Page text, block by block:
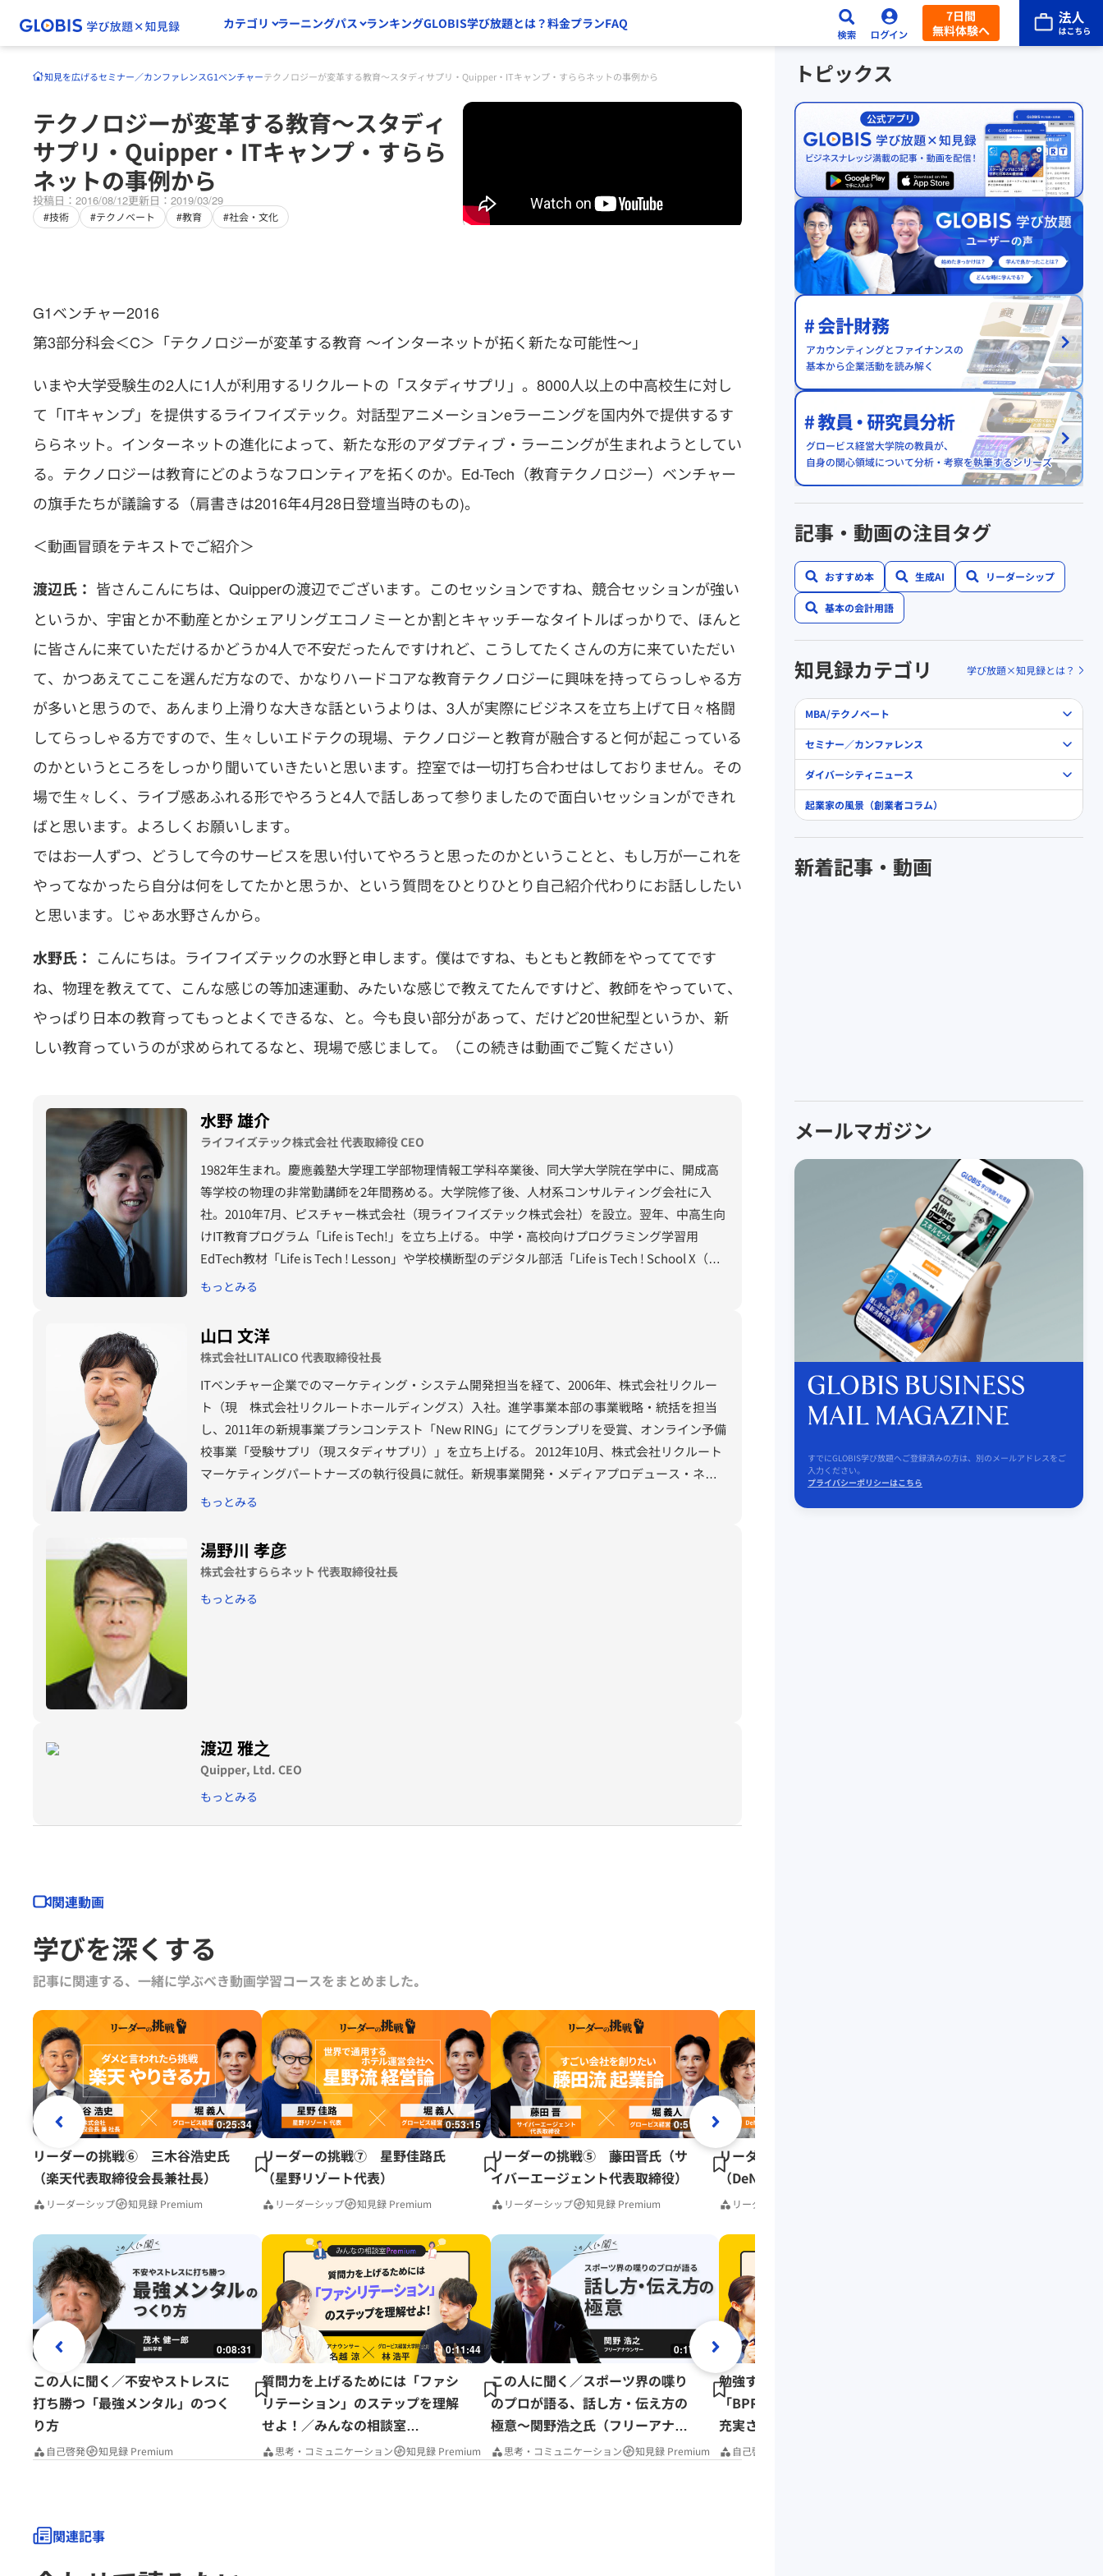
カテゴリ ラーニングパス ランキングGLOBIS学び放題とは？料金プランFAQ
7日間
無料体験へ
知見を広げるセミナー／カンファレンスG1ベンチャーテクノロジーが変革する教育～スタディサプリ・Quipper・ITキャンプ・すららネットの事例から
テクノロジーが変革する教育～スタディ
サプリ・Quipper・ITキャンプ・すらら
ネットの事例から
投稿日：2016/08/12更新日：2019/03/29
#技術 #テクノベート #教育 #社会・文化
G1ベンチャー2016
第3部分科会＜C＞「テクノロジーが変革する教育 ～インターネットが拓く新たな可能性～」
いまや大学受験生の2人に1人が利用するリクルートの「スタディサプリ」。8000人以上の中高校生に対し
て「ITキャンプ」を提供するライフイズテック。対話型アニメーションeラーニングを国内外で提供するす
ららネット。インターネットの進化によって、新たな形のアダプティブ・ラーニングが生まれようとしてい
る。テクノロジーは教育にどのようなフロンティアを拓くのか。Ed-Tech（教育テクノロジー）ベンチャー
の旗手たちが議論する（肩書きは2016年4月28日登壇当時のもの)。
＜動画冒頭をテキストでご紹介＞
渡辺氏： 皆さんこんにちは、Quipperの渡辺でございます。このセッションですね、競合セッションが強い
というか、宇宙とか不動産とかシェアリングエコノミーとか割とキャッチーなタイトルばっかりで、ほんと
に皆さんに来ていただけるかどうか4人で不安だったんですけれど、こうしてたくさんの方に来ていただい
て、かつあえてここを選んだ方なので、かなりハードコアな教育テクノロジーに興味を持ってらっしゃる方
が多いと思うので、あんまり上滑りな大きな話というよりは、3人が実際にビジネスを立ち上げて日々格闘
してらっしゃる方ですので、生々しいエドテクの現場、テクノロジーと教育が融合すると何が起こっている
のかというところをしっかり聞いていきたいと思います。控室では一切打ち合わせはしておりません。その
場で生々しく、ライブ感あふれる形でやろうと4人で話しあって参りましたので面白いセッションができれ
ばと思います。よろしくお願いします。
ではお一人ずつ、どうして今のサービスを思い付いてやろうと思ったのかということと、もし万が一これを
やってなかったら自分は何をしてたかと思うか、という質問をひとりひとり自己紹介代わりにお話ししたい
と思います。じゃあ水野さんから。
水野氏： こんにちは。ライフイズテックの水野と申します。僕はですね、もともと教師をやっててです
ね、物理を教えてて、こんな感じの等加速運動、みたいな感じで教えてたんですけど、教師をやっていて、
やっぱり日本の教育ってもっとよくできるな、と。今も良い部分があって、だけど20世紀型というか、新
しい教育っていうのが求められてるなと、現場で感じまして。（この続きは動画でご覧ください）
水野 雄介
ライフイズテック株式会社 代表取締役 CEO
1982年生まれ。慶應義塾大学理工学部物理情報工学科卒業後、同大学大学院在学中に、開成高
等学校の物理の非常勤講師を2年間務める。大学院修了後、人材系コンサルティング会社に入
社。2010年7月、ピスチャー株式会社（現ライフイズテック株式会社）を設立。翌年、中高生向
けIT教育プログラム「Life is Tech!」を立ち上げる。 中学・高校向けプログラミング学習用
EdTech教材「Life is Tech ! Lesson」や学校横断型のデジタル部活「Life is Tech ! School X（ス
クール・エックス）」を通して、公教育の分野でも「デジタルを活用し、自分で世界を変えら
ム」や、株式会社経済界主催「金の卵発掘プロジェクト」、東京証券取引所「JPX起業体験プロ
グラム」、NPO法人ETIC.主催「MAKERS UNIVERSITY 」をはじめとする起業家育成に関するプ
ログラム・アワードのメンター・審査員を歴任。 2022年5月には岸田総理大臣との「社会的起業
家との車座対話」に参加。社会をよりよく変えていく次世代のデジタル・アントレプレナー育
成に取り組む。
もっとみる
山口 文洋
株式会社LITALICO 代表取締役社長
ITベンチャー企業でのマーケティング・システム開発担当を経て、2006年、株式会社リクルー
ト（現 株式会社リクルートホールディングス）入社。進学事業本部の事業戦略・統括を担当
し、2011年の新規事業プランコンテスト「New RING」にてグランプリを受賞、オンライン予備
校事業「受験サプリ（現スタディサプリ）」を立ち上げる。 2012年10月、株式会社リクルート
マーケティングパートナーズの執行役員に就任。新規事業開発・メディアプロデュース・ネッ
トビジネス本部を担当。 2015年4月より、リクルートホールディングス執行役員およびリクルー
育・学習担当に就任。2022年4月株式会社LITALICOに入社、副社長執行役員を経て、2023年4月
代表取締役社長に就任。
もっとみる
湯野川 孝彦
株式会社すららネット 代表取締役社長
もっとみる
渡辺 雅之
Quipper, Ltd. CEO
もっとみる
関連動画
学びを深くする
記事に関連する、一緒に学ぶべき動画学習コースをまとめました｡
0:25:34
リーダーの挑戦⑥ 三木谷浩史氏
（楽天代表取締役会長兼社長）
リーダーシップ 知見録 Premium
0:53:15
リーダーの挑戦⑦ 星野佳路氏
（星野リゾート代表）
リーダーシップ 知見録 Premium
0:51:41
リーダーの挑戦⑤ 藤田晋氏（サ
イバーエージェント代表取締役）
リーダーシップ 知見録 Premium
リーダーの挑戦⑨ 南場智子氏
（DeNA会長）
リーダーシップ
0:08:31
この人に聞く／不安やストレスに
打ち勝つ「最強メンタル」のつく
り方
自己啓発 知見録 Premium
0:11:44
質問力を上げるためには「ファシ
リテーション」のステップを理解
せよ！／みんなの相談室
Premium
思考・コミュニケーション 知見録 Premium
0:17:37
この人に聞く／スポーツ界の喋り
のプロが語る、話し方・伝え方の
極意～関野浩之氏（フリーアナウ
ンサー）
思考・コミュニケーション 知見録 Premium
勉強する習慣をつけたい人は
「BPR」で仕事もプライベートも
充実させよう／みんなの相談室
Premium
自己啓発
関連記事
トピックス
記事・動画の注目タグ
おすすめ本 生成AI リーダーシップ
基本の会計用語
知見録カテゴリ 学び放題×知見録とは？
MBA/テクノベート
セミナー／カンファレンス
ダイバーシティニュース
起業家の風景（創業者コラム）
新着記事・動画
メールマガジン
すでにGLOBIS学び放題へご登録済みの方は、別のメールアドレスをご
入力ください。
プライバシーポリシーはこちら